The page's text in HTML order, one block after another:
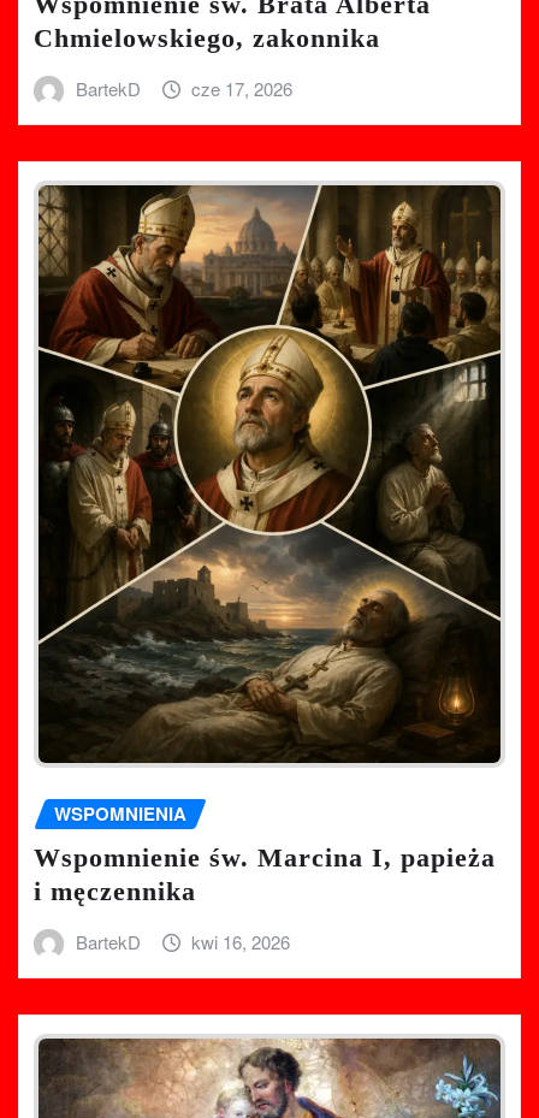
Chmielowskiego, zakonnika
BartekD cze 17, 2026
WSPOMNIENIA
Wspomnienie św. Marcina I, papieża
i męczennika
BartekD kwi 16, 2026